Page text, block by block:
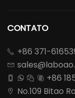
CONTATO
 +86 371-

    +86

No.109 Bitao